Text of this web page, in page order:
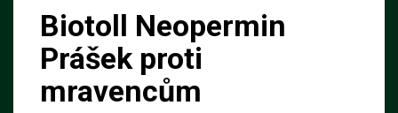
Biotoll Neopermin
Prášek proti
mravencům